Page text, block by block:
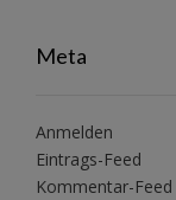
Meta
Anmelden
Eintrags-Feed
Kommentar-Feed